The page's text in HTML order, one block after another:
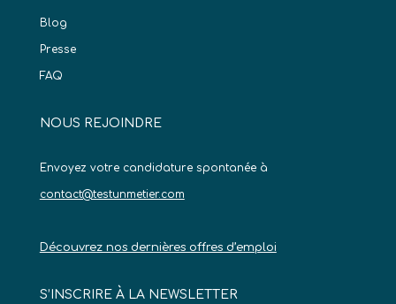
Blog
Presse
FAQ
NOUS REJOINDRE
Envoyez votre candidature spontanée à
contact@testunmetier.com
Découvrez nos dernières offres d’emploi
S’INSCRIRE À LA NEWSLETTER